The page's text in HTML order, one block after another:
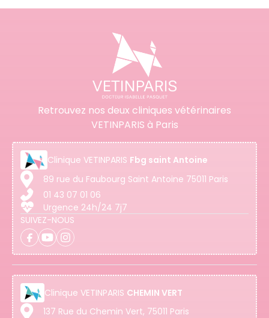
Retrouvez nos deux cliniques vétérinaires
VETINPARIS à Paris
Clinique VETINPARIS Fbg saint Antoine
89 rue du Faubourg Saint Antoine 75011 Paris
01 43 07 01 06
Urgence 24h/24 7j7
SUIVEZ-NOUS
Clinique VETINPARIS CHEMIN VERT
137 Rue du Chemin Vert, 75011 Paris